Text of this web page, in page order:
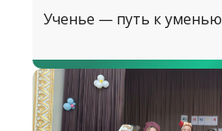
Ученье — путь к уменью